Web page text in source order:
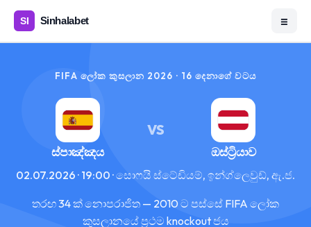
☰
FIFA ලෝක කුසලාන 2026 · 16 දෙනාගේ වටය
ස්පාඤ්ඤය
VS
ඔස්ට්‍රියාව
02.07.2026 · 19:00 · සොෆයි ස්ටේඩියම්, ඉන්ග්ලෙවුඩ්, ඇ.ජ.
තරඟ 34 ක් නොපරාජිත — 2010 ට පස්සේ FIFA ලෝක
කුසලානයේ ප්‍රථම knockout ජය